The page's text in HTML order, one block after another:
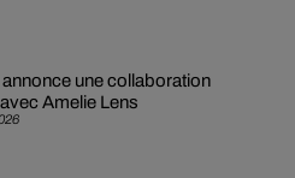
annonce une collaboration
Amelie Lens